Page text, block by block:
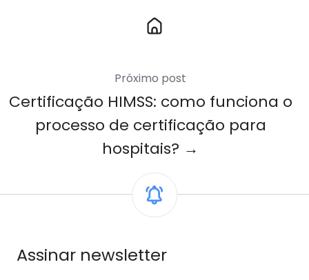
Link
Home
Próximo post
Certificação HIMSS: como funciona o
processo de certificação para
hospitais? →
Assinar newsletter